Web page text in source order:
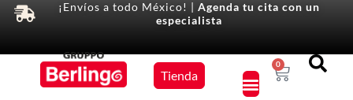
¡Envíos a todo México! | Agenda tu cita con un
especialista
Tienda
0